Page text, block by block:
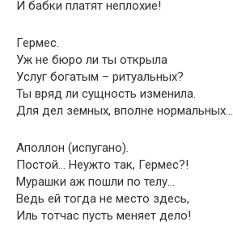
И бабки платят неплохие!
Гермес.
Уж не бюро ли ты открыла
Услуг богатым – ритуальных?
Ты вряд ли сущность изменила.
Для дел земных, вполне нормальных…
Аполлон (испугано).
Постой… Неужто так, Гермес?!
Мурашки аж пошли по телу…
Ведь ей тогда не место здесь,
Иль тотчас пусть меняет дело!